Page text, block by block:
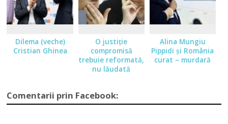
Dilema (veche)
Cristian Ghinea
O justiţie
compromisă
trebuie reformată,
nu lăudată
Alina Mungiu
Pippidi şi România
curat – murdară
Comentarii prin Facebook: